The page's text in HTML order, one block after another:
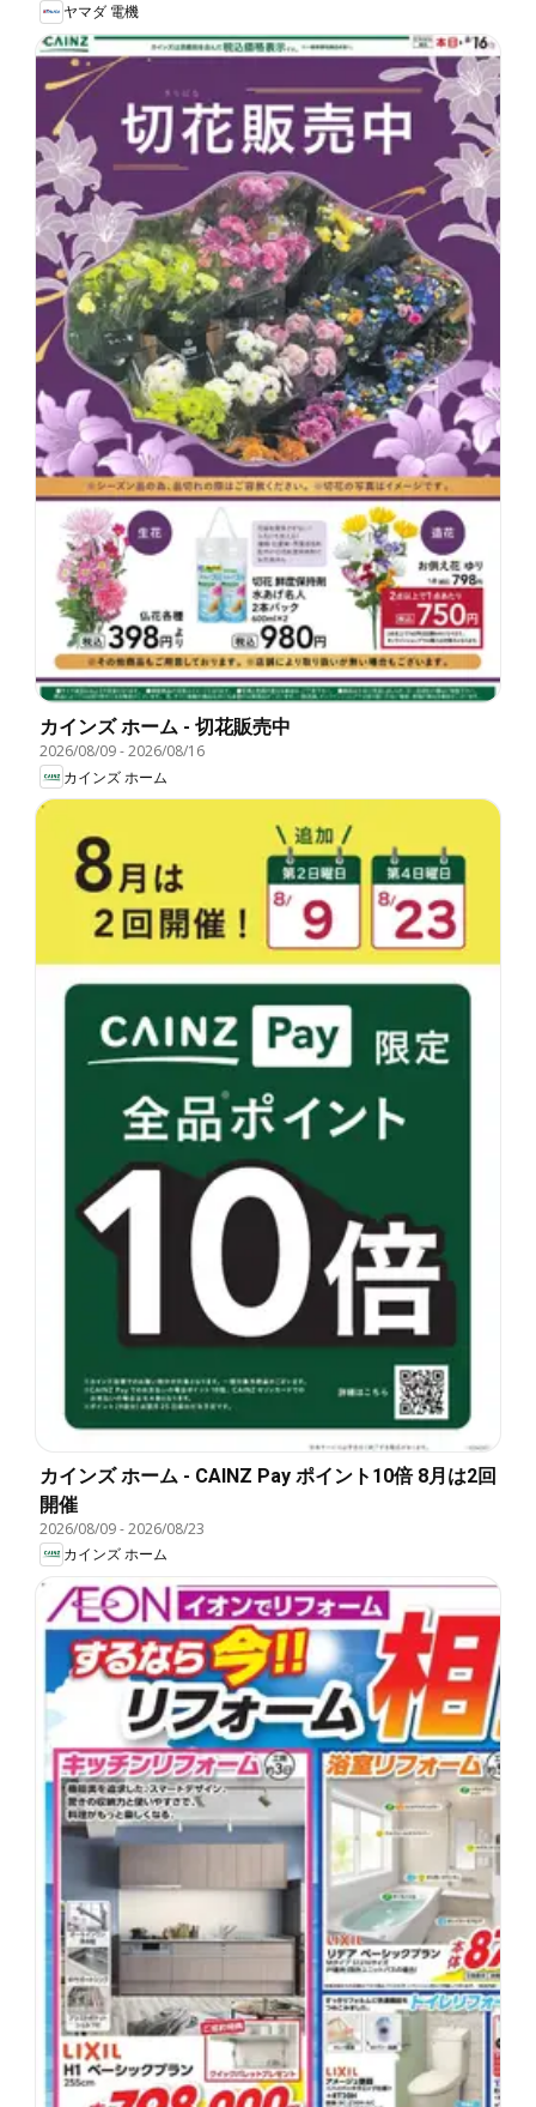
ヤマダ 電機
カインズ ホーム - 切花販売中
2026/08/09-2026/08/16
カインズ ホーム
カインズ ホーム - CAINZ Pay ポイント10倍 8月は2回
開催
2026/08/09-2026/08/23
カインズ ホーム